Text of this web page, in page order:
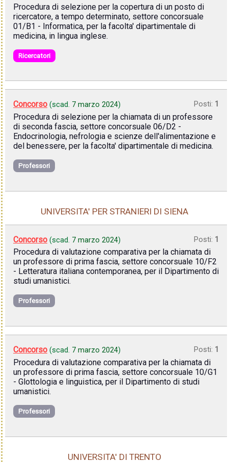
Procedura di selezione per la copertura di un posto di
ricercatore, a tempo determinato, settore concorsuale
01/B1 - Informatica, per la facolta' dipartimentale di
medicina, in lingua inglese.
Ricercatori
Concorso (scad. 7 marzo 2024) Posti: 1
Procedura di selezione per la chiamata di un professore
di seconda fascia, settore concorsuale 06/D2 -
Endocrinologia, nefrologia e scienze dell'alimentazione e
del benessere, per la facolta' dipartimentale di medicina.
Professori
UNIVERSITA' PER STRANIERI DI SIENA
Concorso (scad. 7 marzo 2024) Posti: 1
Procedura di valutazione comparativa per la chiamata di
un professore di prima fascia, settore concorsuale 10/F2
- Letteratura italiana contemporanea, per il Dipartimento di
studi umanistici.
Professori
Concorso (scad. 7 marzo 2024) Posti: 1
Procedura di valutazione comparativa per la chiamata di
un professore di prima fascia, settore concorsuale 10/G1
- Glottologia e linguistica, per il Dipartimento di studi
umanistici.
Professori
UNIVERSITA' DI TRENTO